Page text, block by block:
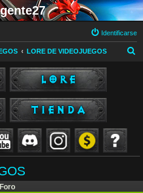
Identificarse
LORE DE VIDEOJUEGOS
Foro